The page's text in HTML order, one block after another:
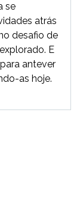
se
atrás
desafio de
E
antever
as hoje.